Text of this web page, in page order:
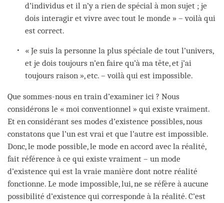
d’individus et il n’y a rien de spécial à mon sujet ; je
dois interagir et vivre avec tout le monde » – voilà qui
est correct.
« Je suis la personne la plus spéciale de tout l’univers,
et je dois toujours n’en faire qu’à ma tête, et j’ai
toujours raison », etc. – voilà qui est impossible.
Que sommes-nous en train d’examiner ici ? Nous
considérons le « moi conventionnel » qui existe vraiment.
Et en considérant ses modes d’existence possibles, nous
constatons que l’un est vrai et que l’autre est impossible.
Donc, le mode possible, le mode en accord avec la réalité,
fait référence à ce qui existe vraiment – un mode
d’existence qui est la vraie manière dont notre réalité
fonctionne. Le mode impossible, lui, ne se réfère à aucune
possibilité d’existence qui corresponde à la réalité. C’est